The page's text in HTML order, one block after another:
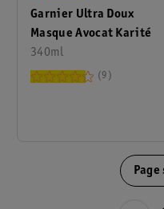
Garnier Ultra Doux
Masque Avocat Karité
340ml
9